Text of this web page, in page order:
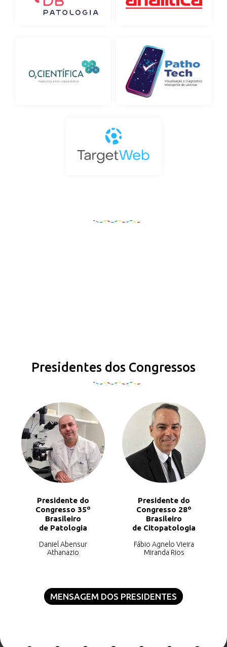
Presidentes dos Congressos
Presidente do
Congresso 35º
Brasileiro
de Patologia
Daniel Abensur
Athanazio
Presidente do
Congresso 28º
Brasileiro
de Citopatologia
Fábio Agnelo Vieira
Miranda Rios
MENSAGEM DOS PRESIDENTES